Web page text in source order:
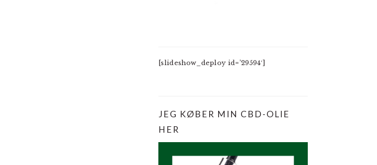
[slideshow_deploy id=’29594′]
JEG KØBER MIN CBD-OLIE
HER